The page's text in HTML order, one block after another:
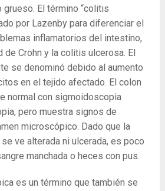
El término “colitis
por Lazenby para diferenciar el
inflamatorios del intestino,
de Crohn y la colitis ulcerosa. El
se denominó debido al aumento
en el tejido afectado. El colon
normal con sigmoidoscopia
pero muestra signos de
microscópico. Dado que la
ve alterada ni ulcerada, es poco
manchada o heces con pus.
es un término que también se